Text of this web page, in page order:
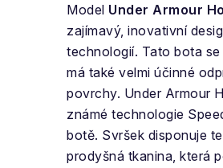
Model Under Armour
zajímavý, inovativní
technologií. Tato bota
má také velmi účinné
povrchy. Under Armour
známé technologie
botě. Svršek disponuje
prodyšná tkanina, která